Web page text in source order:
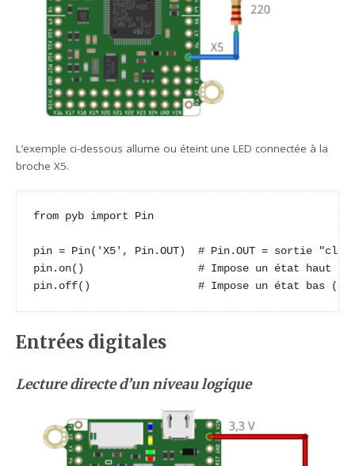
L’exemple ci-dessous allume ou éteint une LED connectée à la
broche X5.
from pyb import Pin
pin = Pin('X5', Pin.OUT)  # Pin.OUT = sortie
pin.on()                  # Impose un état haut
pin.off()                 # Impose un état bas (0
Entrées digitales
Lecture directe d’un niveau logique